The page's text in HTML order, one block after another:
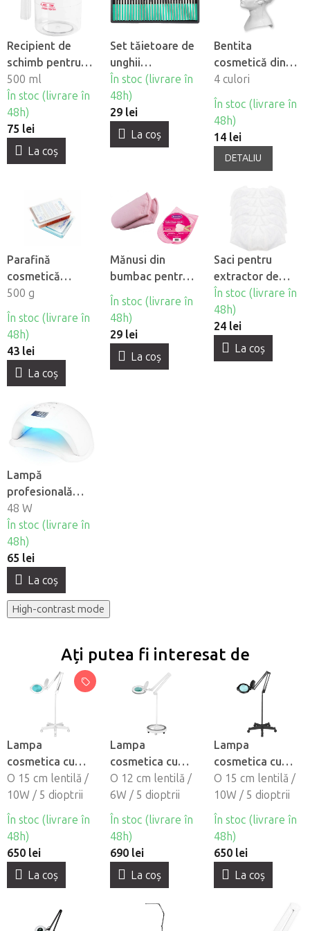
Recipient de
schimb pentru
aburitorul
cosmetic
BeautyOne F-17
500 ml
În stoc (livrare în
48h)
75 lei
La coş
Set tăietoare de
unghii
BeautyOne DBD-
F, 30 buc
În stoc (livrare în
48h)
29 lei
La coş
Bentita
cosmetică din
bumbac
BeautyOne
4 culori
În stoc (livrare în
48h)
14 lei
DETALIU
Parafină
cosmetică
Depilflax -
Ciocolată
500 g
În stoc (livrare în
48h)
43 lei
La coş
Mănusi din
bumbac pentru
parafină
cosmetică
Beautyfor, 2 buc
În stoc (livrare în
48h)
29 lei
La coş
Saci pentru
extractor de
praf Wind 585, 5
buc
În stoc (livrare în
48h)
24 lei
La coş
Lampă
profesională
pentru unghii
BeautyOne UV
Dual LED Glow 5
48 W
În stoc (livrare în
48h)
65 lei
La coş
High-contrast mode
Ați putea fi interesat de
Lampa
cosmetica cu
lupa BeautyOne
ML6 LED cu
suport
O 15 cm lentilă /
10W / 5 dioptrii
În stoc (livrare în
48h)
650 lei
La coş
Lampa
cosmetica cu
lupa BeautyOne
LED elegant cu
suport circular
O 12 cm lentilă /
6W / 5 dioptrii
În stoc (livrare în
48h)
690 lei
La coş
Lampa
cosmetica cu
lupa BeautyOne
ML6 LED Black
cu suport
O 15 cm lentilă /
10W / 5 dioptrii
În stoc (livrare în
48h)
650 lei
La coş